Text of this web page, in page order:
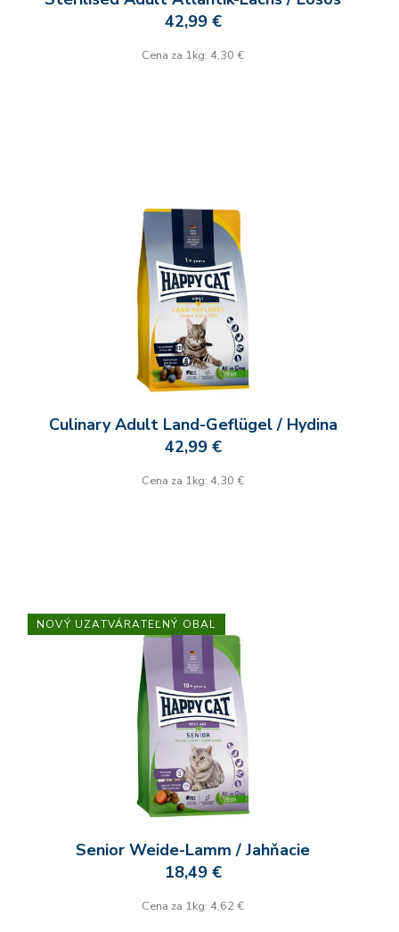
42,99 €
Cena za 1kg: 4,30 €
Culinary Adult Land-Geflügel / Hydina
42,99 €
Cena za 1kg: 4,30 €
Senior Weide-Lamm / Jahňacie
18,49 €
Cena za 1kg: 4,62 €
NOVÝ UZATVÁRATEĽNÝ OBAL